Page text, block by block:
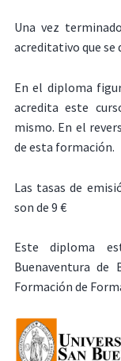
Una vez
acreditativo que se
En el diploma
acredita este
mismo. En el
de esta formación.
Las tasas de
son de 9 €
Este diploma
Buenaventura
Formación de